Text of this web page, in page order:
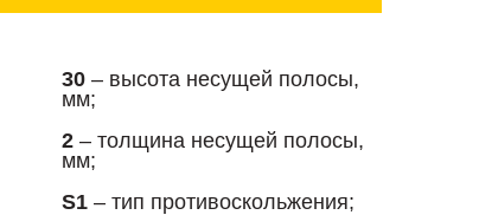
30 – высота несущей полосы,
мм;
2 – толщина несущей полосы,
мм;
S1 – тип противоскольжения;